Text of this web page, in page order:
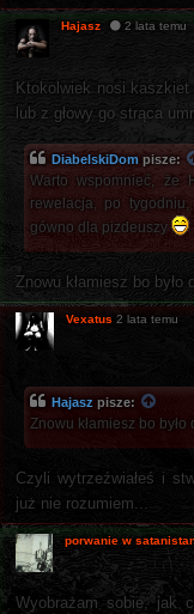
Hajasz 2 lata temu
Ktokolwiek nosi
lub z głowy go strąca
DiabelskiDom pisze:
Warto wspomnieć, że
rewelacja, po
gówno dla pizdeuszy
Znowu kłamiesz bo było
Vexatus 2 lata temu
Hajasz pisze:
Znowu kłamiesz bo było
Czyli wytrzeźwiałeś i
już nie rozumiem...
porwanie w
Wyobrażam sobie, jak